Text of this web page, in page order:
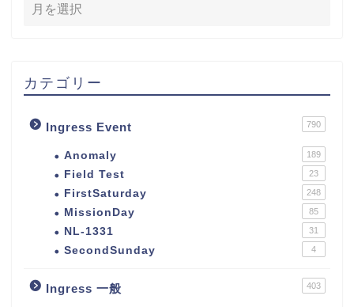
カテゴリー
Ingress Event 790
Anomaly 189
Field Test 23
FirstSaturday 248
MissionDay 85
NL-1331 31
SecondSunday 4
Ingress 一般 403